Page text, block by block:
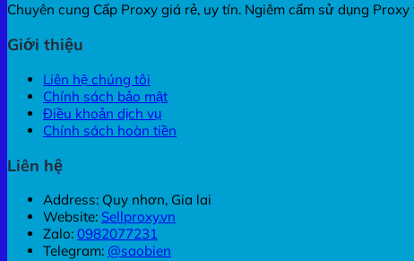
Chuyên cung Cấp Proxy giá rẻ, uy tín. Ngiêm cấm sử dụng
Giới thiệu
Liên hệ chúng tôi
Chính sách bảo mật
Điều khoản dịch vụ
Chính sách hoàn tiền
Liên hệ
Address: Quy nhơn, Gia lai
Website: Sellproxy.vn
Zalo: 0982077231
Telegram: @saobien